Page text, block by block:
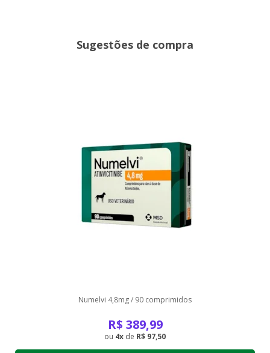
Sugestões de compra
Numelvi 4,8mg / 90 comprimidos
R$ 389,99
4 de R$ 97,50